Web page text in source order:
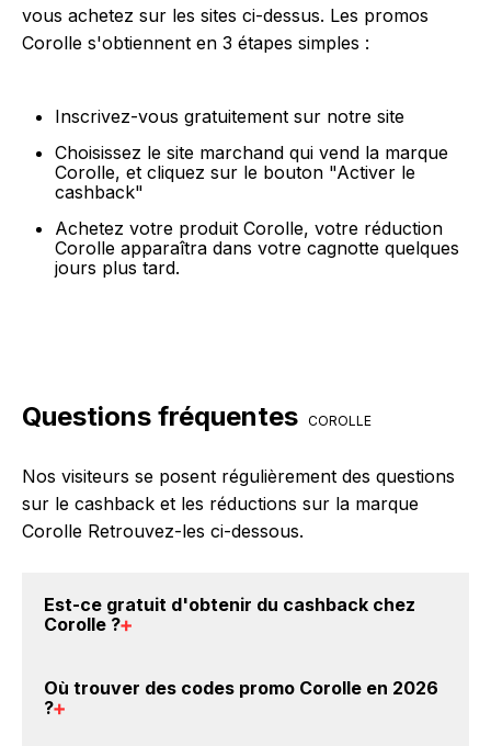
vous achetez sur les sites ci-dessus. Les promos
Corolle s'obtiennent en 3 étapes simples :
Inscrivez-vous gratuitement sur notre site
Choisissez le site marchand qui vend la marque
Corolle, et cliquez sur le bouton "Activer le
cashback"
Achetez votre produit Corolle, votre réduction
Corolle apparaîtra dans votre cagnotte quelques
jours plus tard.
Questions fréquentes COROLLE
Nos visiteurs se posent régulièrement des questions
sur le cashback et les réductions sur la marque
Corolle Retrouvez-les ci-dessous.
Est-ce gratuit d'obtenir du cashback chez
Corolle ?
compte gratuitement pour cumuler vos réductions
Où trouver des codes promo Corolle en 2026
?